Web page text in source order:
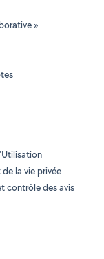
»
la vie privée
contrôle des avis